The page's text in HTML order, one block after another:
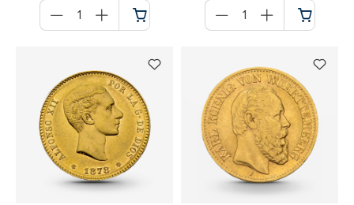
für
Warenkorb
für
Warenkorb